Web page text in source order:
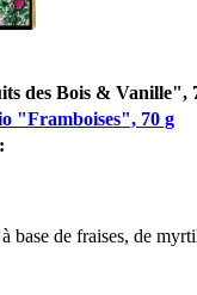
des Bois & Vanille",
"Framboises", 70 g
base de fraises, de